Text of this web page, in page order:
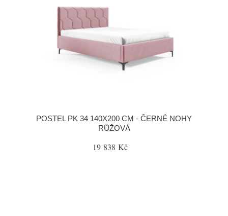
POSTEL PK 34 140X200 CM - ČERNÉ NOHY
RŮŽOVÁ
19 838 Kč